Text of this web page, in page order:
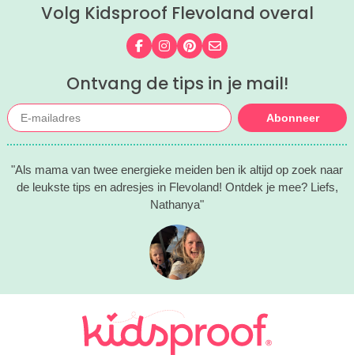
Volg Kidsproof Flevoland overal
Volg ons op Facebook
Volg ons op Instagram
Volg ons op Pinterest
Mail ons
Ontvang de tips in je mail!
Abonneer
"Als mama van twee energieke meiden ben ik altijd op zoek naar
de leukste tips en adresjes in Flevoland! Ontdek je mee? Liefs,
Nathanya"